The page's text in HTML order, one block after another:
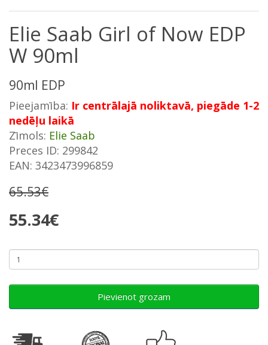
Elie Saab Girl of Now EDP
W 90ml
90ml EDP
Pieejamība: Ir centrālajā noliktavā, piegāde 1-2
nedēļu laikā
Zīmols: Elie Saab
Preces ID: 299842
EAN: 3423473996859
65.53€
55.34€
Pievienot grozam